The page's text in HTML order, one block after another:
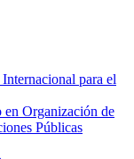
para el
en Organización de
Públicas